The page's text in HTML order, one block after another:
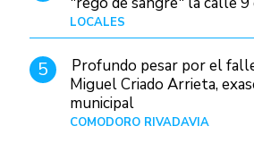
LOCALES
5
Profundo pesar por el
Miguel Criado Arrieta,
municipal
COMODORO RIVADAVIA